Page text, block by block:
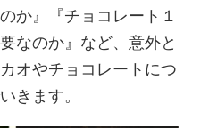
か』『チョコレート１
なのか』など、意外と
オやチョコレートにつ
きます。